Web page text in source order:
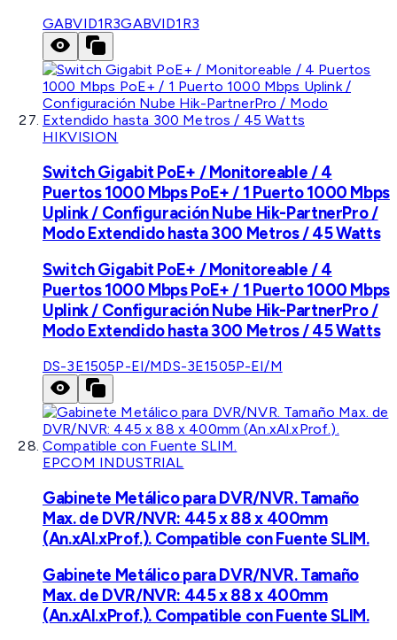
GABVID1R3GABVID1R3
HIKVISION
Switch Gigabit PoE+ / Monitoreable / 4
Puertos 1000 Mbps PoE+ / 1 Puerto 1000 Mbps
Uplink / Configuración Nube Hik-PartnerPro /
Modo Extendido hasta 300 Metros / 45 Watts
Switch Gigabit PoE+ / Monitoreable / 4
Puertos 1000 Mbps PoE+ / 1 Puerto 1000 Mbps
Uplink / Configuración Nube Hik-PartnerPro /
Modo Extendido hasta 300 Metros / 45 Watts
DS-3E1505P-EI/MDS-3E1505P-EI/M
EPCOM INDUSTRIAL
Gabinete Metálico para DVR/NVR. Tamaño
Max. de DVR/NVR: 445 x 88 x 400mm
(An.xAl.xProf.). Compatible con Fuente SLIM.
Gabinete Metálico para DVR/NVR. Tamaño
Max. de DVR/NVR: 445 x 88 x 400mm
(An.xAl.xProf.). Compatible con Fuente SLIM.